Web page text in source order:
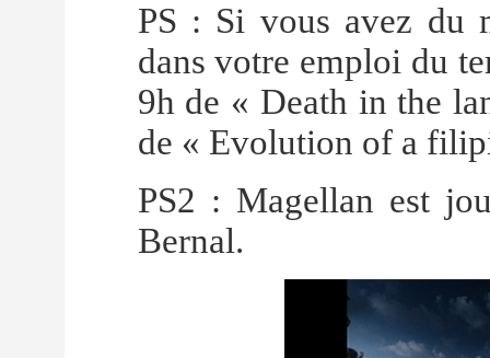
PS : Si vous avez du
dans votre emploi du
9h de « Death in the
de « Evolution of a
PS2 : Magellan est
Bernal.